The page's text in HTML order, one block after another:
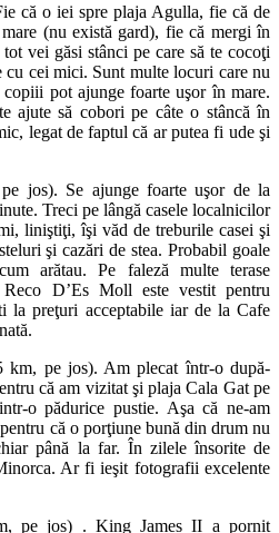
că o iei spre plaja Agulla, fie că de
(nu există gard), fie că mergi în
vei găsi stânci pe care să te cocoţi
cei mici. Sunt multe locuri care nu
pot ajunge foarte uşor în mare.
ajute să cobori pe câte o stâncă în
legat de faptul că ar putea fi ude şi
jos). Se ajunge foarte uşor de la
Treci pe lângă casele localnicilor
liniştiţi, îşi văd de treburile casei şi
şi cazări de stea. Probabil goale
arătau. Pe faleză multe terase
D’Es Moll este vestit pentru
la preţuri acceptabile iar de la Cafe
km, pe jos). Am plecat într-o după-
că am vizitat şi plaja Cala Gat pe
o pădurice pustie. Aşa că ne-am
că o porţiune bună din drum nu
până la far. În zilele însorite de
Ar fi ieşit fotografii excelente
pe jos) . King James II a pornit